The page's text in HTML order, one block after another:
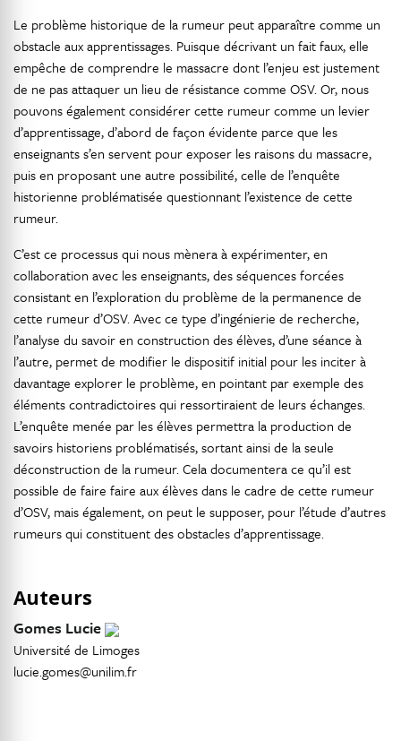
Le problème historique de la rumeur peut apparaître comme un
obstacle aux apprentissages. Puisque décrivant un fait faux, elle
empêche de comprendre le massacre dont l’enjeu est justement
de ne pas attaquer un lieu de résistance comme OSV. Or, nous
pouvons également considérer cette rumeur comme un levier
d’apprentissage, d’abord de façon évidente parce que les
enseignants s’en servent pour exposer les raisons du massacre,
puis en proposant une autre possibilité, celle de l’enquête
historienne problématisée questionnant l’existence de cette
rumeur.
C’est ce processus qui nous mènera à expérimenter, en
collaboration avec les enseignants, des séquences forcées
consistant en l’exploration du problème de la permanence de
cette rumeur d’OSV. Avec ce type d’ingénierie de recherche,
l’analyse du savoir en construction des élèves, d’une séance à
l’autre, permet de modifier le dispositif initial pour les inciter à
davantage explorer le problème, en pointant par exemple des
éléments contradictoires qui ressortiraient de leurs échanges.
L’enquête menée par les élèves permettra la production de
savoirs historiens problématisés, sortant ainsi de la seule
déconstruction de la rumeur. Cela documentera ce qu’il est
possible de faire faire aux élèves dans le cadre de cette rumeur
d’OSV, mais également, on peut le supposer, pour l’étude d’autres
rumeurs qui constituent des obstacles d’apprentissage.
Auteurs
Gomes Lucie
Université de Limoges
lucie.gomes@unilim.fr